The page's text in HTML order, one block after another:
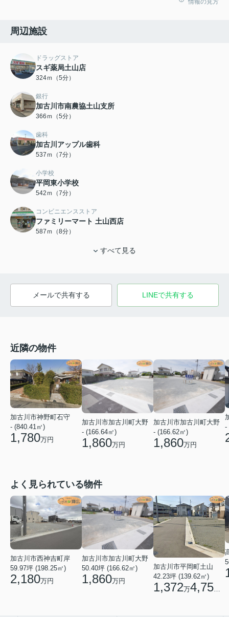
情報の見方
周辺施設
ドラッグストア
スギ薬局土山店
324ｍ（5分）
銀行
加古川市南農協土山支所
366ｍ（5分）
歯科
加古川アップル歯科
537ｍ（7分）
小学校
平岡東小学校
542ｍ（7分）
コンビニエンスストア
ファミリーマート 土山西店
587ｍ（8分）
すべて見る
メールで共有する LINEで共有する
近隣の物件
加古川市神野町石守
- (840.41㎡)
1,780万円
加古川市加古川町大野
- (166.64㎡)
1,860万円
加古川市加古川町大野
- (166.62㎡)
1,860万円
-
よく見られている物件
加古川市西神吉町岸
59.97坪 (198.25㎡)
2,180万円
加古川市加古川町大野
50.40坪 (166.62㎡)
1,860万円
加古川市平岡町土山
42.23坪 (139.62㎡)
1,372万4,750